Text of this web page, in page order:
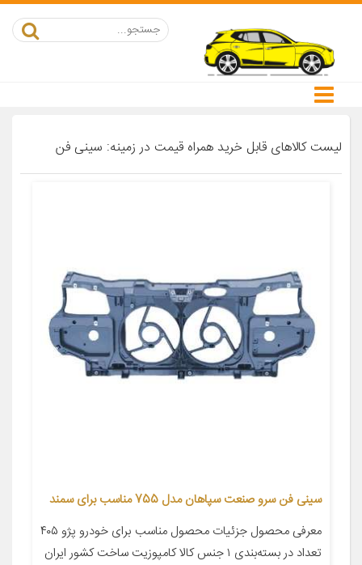
لیست کالاهای قابل خرید همراه قیمت در زمینه: سینی فن
سینی فن سرو صنعت سپاهان مدل 755 مناسب برای سمند
معرفی محصول جزئیات محصول مناسب برای خودرو پژو ۴۰۵
تعداد در بسته‌بندی ۱ جنس کالا کامپوزیت ساخت کشور ایران